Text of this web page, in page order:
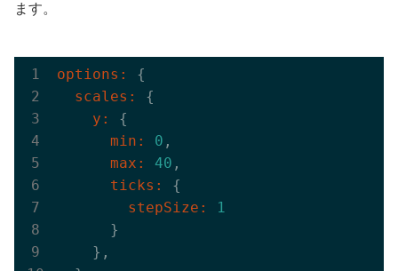
ます。
options:
  scales:
    y:
      min:
0
      max:
40
      ticks:
        stepSize:
1
      }
    },